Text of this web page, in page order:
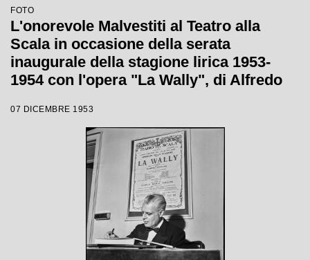
FOTO
L'onorevole Malvestiti al Teatro alla
Scala in occasione della serata
inaugurale della stagione lirica 1953-
1954 con l'opera "La Wally", di Alfredo
con la regia di Tatiana Pavlova
07 DICEMBRE 1953